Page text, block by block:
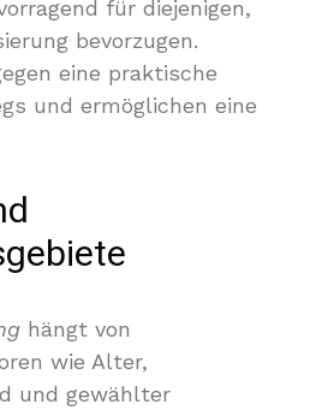
für diejenigen,
bevorzugen.
eine praktische
und ermöglichen eine
hängt von
wie Alter,
und gewählter